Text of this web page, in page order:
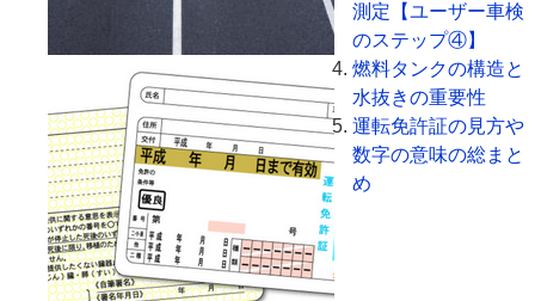
測定【ユーザー車検
のステップ④】
燃料タンクの構造と
水抜きの重要性
運転免許証の見方や
数字の意味の総まと
め